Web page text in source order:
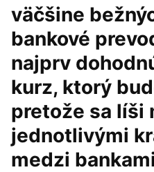
väčšine
bankové
najprv
kurz, ktorý
pretože sa líši
jednotlivými
medzi